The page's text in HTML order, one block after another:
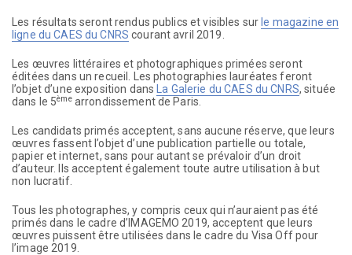
Les résultats seront rendus publics et visibles sur le magazine en
ligne du CAES du CNRS courant avril 2019.
Les œuvres littéraires et photographiques primées seront
éditées dans un recueil. Les photographies lauréates feront
l’objet d’une exposition dans
La Galerie du CAES du CNRS, située
dans le 5èmearrondissement de Paris.
Les candidats primés acceptent, sans aucune réserve, que leurs
œuvres fassent l’objet d’une publication partielle ou totale,
papier et internet, sans pour autant se prévaloir d’un droit
d’auteur. Ils acceptent également toute autre utilisation à but
non lucratif.
Tous les photographes, y compris ceux qui n’auraient pas été
primés dans le cadre d’IMAGEMO 2019, acceptent que leurs
œuvres puissent être utilisées dans le cadre du Visa Off pour
l’image 2019.